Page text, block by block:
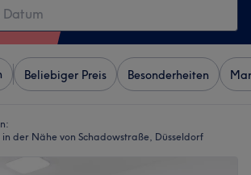
Beliebiger Preis Besonderheiten
der Nähe von Schadowstraße, Düsseldorf